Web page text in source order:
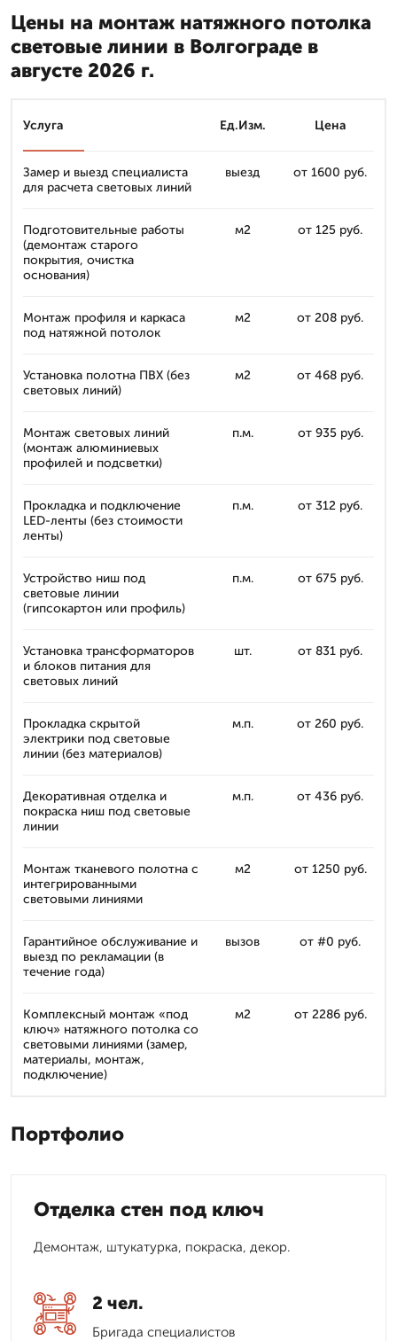
Цены на монтаж натяжного потолка
световые линии в Волгограде в
августе 2026 г.
Услуга Ед.Изм. Цена
Замер и выезд специалиста
для расчета световых линий
выезд от 1600 руб.
Подготовительные работы
(демонтаж старого
покрытия, очистка
основания)
м2 от 125 руб.
Монтаж профиля и каркаса
под натяжной потолок
м2 от 208 руб.
Установка полотна ПВХ (без
световых линий)
м2 от 468 руб.
Монтаж световых линий
(монтаж алюминиевых
профилей и подсветки)
п.м. от 935 руб.
Прокладка и подключение
LED-ленты (без стоимости
ленты)
п.м. от 312 руб.
Устройство ниш под
световые линии
(гипсокартон или профиль)
п.м. от 675 руб.
Установка трансформаторов
и блоков питания для
световых линий
шт. от 831 руб.
Прокладка скрытой
электрики под световые
линии (без материалов)
м.п. от 260 руб.
Декоративная отделка и
покраска ниш под световые
линии
м.п. от 436 руб.
Монтаж тканевого полотна с
интегрированными
световыми линиями
м2 от 1250 руб.
Гарантийное обслуживание и
выезд по рекламации (в
течение года)
вызов от #0 руб.
Комплексный монтаж «под
ключ» натяжного потолка со
световыми линиями (замер,
материалы, монтаж,
подключение)
м2 от 2286 руб.
Портфолио
Отделка стен под ключ
Демонтаж, штукатурка, покраска, декор.
2 чел.
Бригада специалистов